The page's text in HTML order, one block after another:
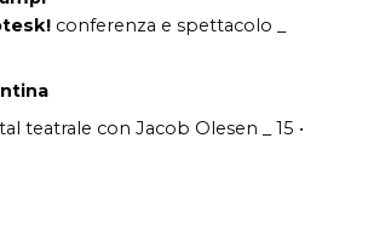
conferenza e spettacolo _
teatrale con Jacob Olesen _ 15 •